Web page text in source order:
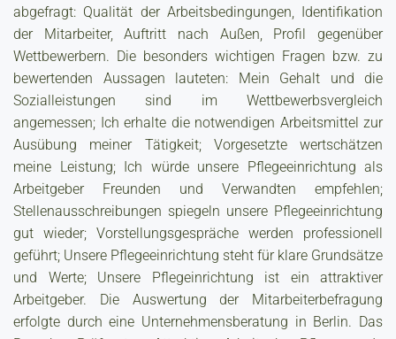
abgefragt: Qualität der Arbeitsbedingungen, Identifikation
der Mitarbeiter, Auftritt nach Außen, Profil gegenüber
Wettbewerbern. Die besonders wichtigen Fragen bzw. zu
bewertenden Aussagen lauteten: Mein Gehalt und die
Sozialleistungen sind im Wettbewerbsvergleich
angemessen; Ich erhalte die notwendigen Arbeitsmittel zur
Ausübung meiner Tätigkeit; Vorgesetzte wertschätzen
meine Leistung; Ich würde unsere Pflegeeinrichtung als
Arbeitgeber Freunden und Verwandten empfehlen;
Stellenausschreibungen spiegeln unsere Pflegeeinrichtung
gut wieder; Vorstellungsgespräche werden professionell
geführt; Unsere Pflegeeinrichtung steht für klare Grundsätze
und Werte; Unsere Pflegeinrichtung ist ein attraktiver
Arbeitgeber. Die Auswertung der Mitarbeiterbefragung
erfolgte durch eine Unternehmensberatung in Berlin. Das